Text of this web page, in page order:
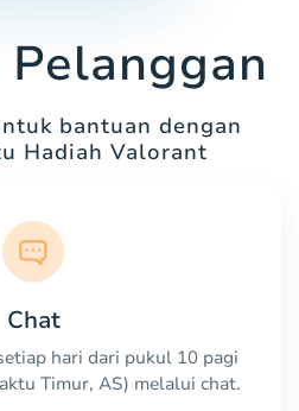
bantuan dengan
Hadiah Valorant
Chat
hari dari pukul 10 pagi
Timur, AS) melalui chat.